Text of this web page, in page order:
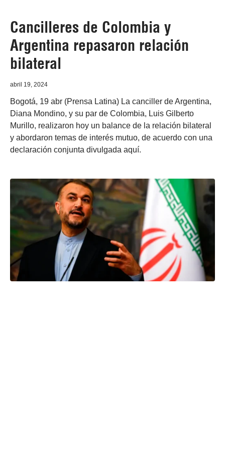
Cancilleres de Colombia y
Argentina repasaron relación
bilateral
abril 19, 2024
Bogotá, 19 abr (Prensa Latina) La canciller de Argentina,
Diana Mondino, y su par de Colombia, Luis Gilberto
Murillo, realizaron hoy un balance de la relación bilateral
y abordaron temas de interés mutuo, de acuerdo con una
declaración conjunta divulgada aquí.